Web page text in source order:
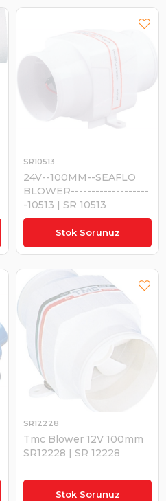
Stok Sorunuz
24V--100MM--SEAFLO
BLOWER-------------------
-10513 | SR 10513
SR10513
₺1.799,60
Stok Sorunuz
Tmc Blower 12V 100mm
SR12228 | SR 12228
SR12228
₺2.336,63